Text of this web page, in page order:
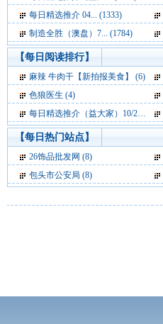
每日精选推介 04... (1333)
制造全胜（澳盘）7... (1784)
【每日阅读排行】
麻辣 牛肉干【新拍报美食】 (6)
色狼医生 (4)
每日精选推介（益大家）10/20 (4)
【每日热门站点】
26饰品批发网 (8)
包头市公安局 (8)